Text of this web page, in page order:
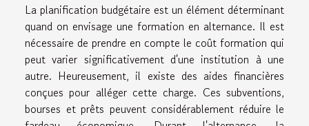
La planification budgétaire est un élément déterminant
quand on envisage une formation en alternance. Il est
nécessaire de prendre en compte le coût formation qui
peut varier significativement d'une institution à une
autre. Heureusement, il existe des aides financières
conçues pour alléger cette charge. Ces subventions,
bourses et prêts peuvent considérablement réduire le